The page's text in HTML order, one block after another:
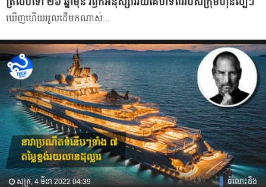
ត្រលប់ទៅ ២៦ ឆ្នាំមុន រំឭកអនុស្សាវរីយ៍គេហទំព័ររបស់ក្រុមហ៊ុនល្បីៗ
ឃើញហើយអួលដើមកណាស់...
សុក្រ, 4 មីនា 2022 04:39 ចំណេះដឹង